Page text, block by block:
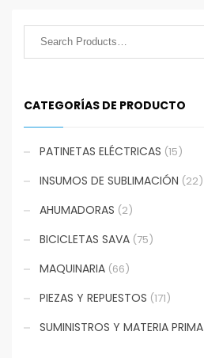
CATEGORÍAS DE PRODUCTO
PATINETAS ELÉCTRICAS (15)
INSUMOS DE SUBLIMACIÓN (22)
AHUMADORAS (2)
BICICLETAS SAVA (75)
MAQUINARIA (66)
PIEZAS Y REPUESTOS (171)
SUMINISTROS Y MATERIA PRIMA